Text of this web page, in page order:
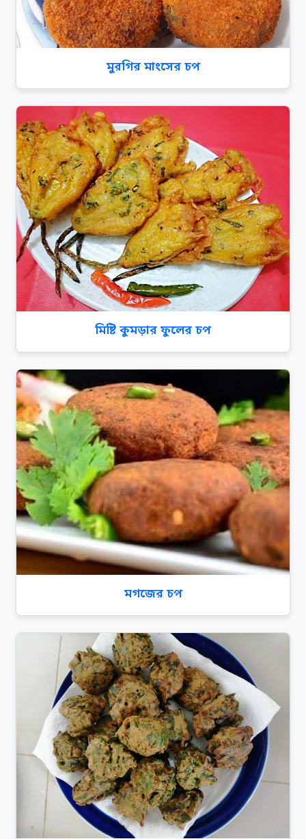
মুরগির মাংসের চপ
মিষ্টি কুমড়ার ফুলের চপ
মগজের চপ